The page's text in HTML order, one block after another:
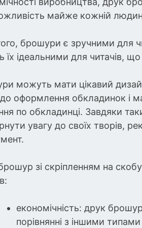
майже кожній
брошури є зручними для
їх ідеальними для читачів,
можуть мати цікавий
оформлення обкладинок і
по обкладинці. Завдяки
увагу до своїх творів,
зі скріпленням на
економічність: друк
порівнянні з іншими